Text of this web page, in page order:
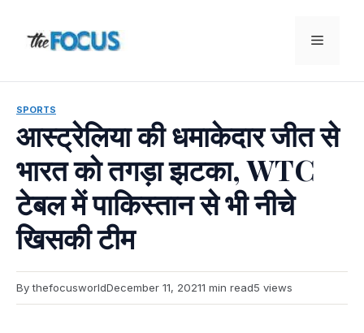
content
Menu
SPORTS
आस्ट्रेलिया की धमाकेदार जीत से
भारत को तगड़ा झटका, WTC
टेबल में पाकिस्तान से भी नीचे
खिसकी टीम
By thefocusworldDecember 11, 20211 min read5 views